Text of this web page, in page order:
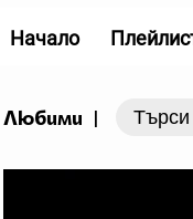
Любими |
Начало